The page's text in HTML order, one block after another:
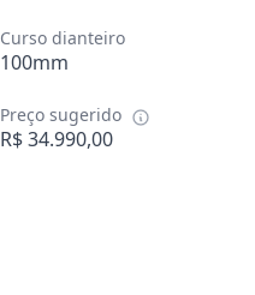
Curso dianteiro
100mm
Preço sugerido
R$ 34.990,00